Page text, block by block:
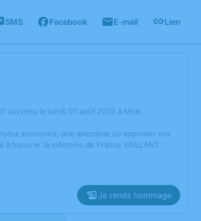
SMS Facebook E-mail Lien
survenu le lundi 07 août 2023 à Miré.
souvenirs, une anecdote ou exprimer vos
honorer la mémoire de France VAILLANT.
Je rends hommage